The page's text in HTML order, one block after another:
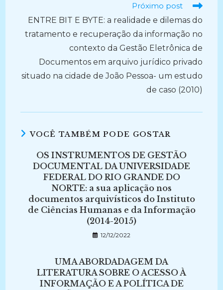
Próximo post
ENTRE BIT E BYTE: a realidade e dilemas do
tratamento e recuperação da informação no
contexto da Gestão Eletrônica de
Documentos em arquivo jurídico privado
situado na cidade de João Pessoa- um estudo
de caso (2010)
VOCÊ TAMBÉM PODE GOSTAR
OS INSTRUMENTOS DE GESTÃO
DOCUMENTAL DA UNIVERSIDADE
FEDERAL DO RIO GRANDE DO
NORTE: a sua aplicação nos
documentos arquivísticos do Instituto
de Ciências Humanas e da Informação
(2014-2015)
12/12/2022
UMA ABORDADAGEM DA
LITERATURA SOBRE O ACESSO À
INFORMAÇÃO E A POLÍTICA DE